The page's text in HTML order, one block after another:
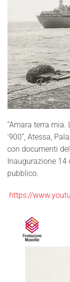
“Amara terra mia.
‘900”, Atessa,
con documenti
Inaugurazione 14
pubblico.
https://